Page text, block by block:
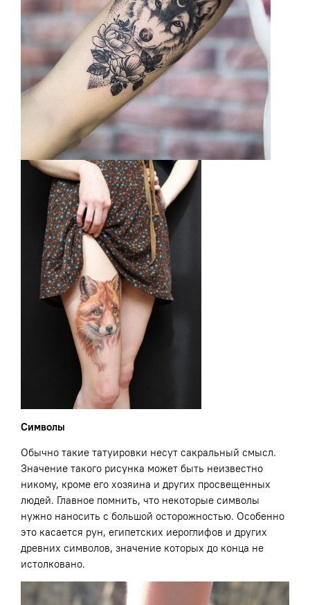
Символы
Обычно такие татуировки несут сакральный смысл.
Значение такого рисунка может быть неизвестно
никому, кроме его хозяина и других просвещенных
людей. Главное помнить, что некоторые символы
нужно наносить с большой осторожностью. Особенно
это касается рун, египетских иероглифов и других
древних символов, значение которых до конца не
истолковано.